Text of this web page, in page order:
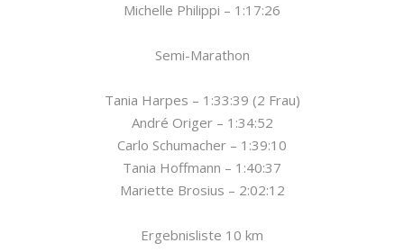
Michelle Philippi – 1:17:26
Semi-Marathon
Tania Harpes – 1:33:39 (2 Frau)
André Origer – 1:34:52
Carlo Schumacher – 1:39:10
Tania Hoffmann – 1:40:37
Mariette Brosius – 2:02:12
Ergebnisliste 10 km